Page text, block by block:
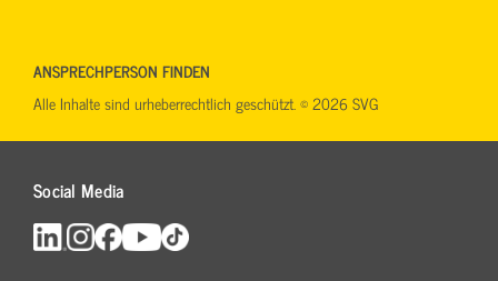
Social Media
ANSPRECHPERSON FINDEN
Alle Inhalte sind urheberrechtlich geschützt. © 2026 SVG